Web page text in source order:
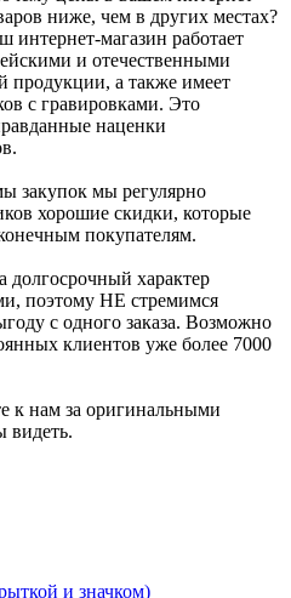
ниже, чем в других местах?
интернет-магазин работает
и отечественными
продукции, а также имеет
с гравировками. Это
наценки
закупок мы регулярно
хорошие скидки, которые
покупателям.
долгосрочный характер
поэтому НЕ стремимся
с одного заказа. Возможно
клиентов уже более 7000
к нам за оригинальными
видеть.